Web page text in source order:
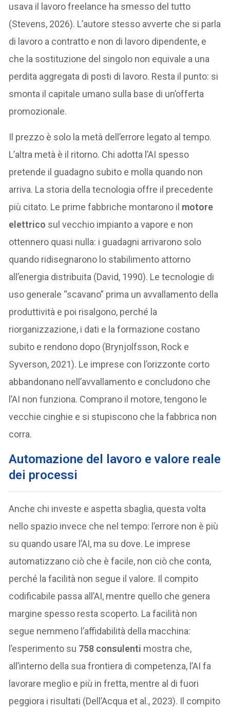
usava il lavoro freelance ha smesso del tutto
(Stevens, 2026). L’autore stesso avverte che si parla
di lavoro a contratto e non di lavoro dipendente, e
che la sostituzione del singolo non equivale a una
perdita aggregata di posti di lavoro. Resta il punto: si
smonta il capitale umano sulla base di un’offerta
promozionale.
Il prezzo è solo la metà dell’errore legato al tempo.
L’altra metà è il ritorno. Chi adotta l’AI spesso
pretende il guadagno subito e molla quando non
arriva. La storia della tecnologia offre il precedente
più citato. Le prime fabbriche montarono il motore
elettrico sul vecchio impianto a vapore e non
ottennero quasi nulla: i guadagni arrivarono solo
quando ridisegnarono lo stabilimento attorno
all’energia distribuita (David, 1990). Le tecnologie di
uso generale “scavano” prima un avvallamento della
produttività e poi risalgono, perché la
riorganizzazione, i dati e la formazione costano
subito e rendono dopo (Brynjolfsson, Rock e
Syverson, 2021). Le imprese con l’orizzonte corto
abbandonano nell’avvallamento e concludono che
l’AI non funziona. Comprano il motore, tengono le
vecchie cinghie e si stupiscono che la fabbrica non
corra.
Automazione del lavoro e valore reale
dei processi
Anche chi investe e aspetta sbaglia, questa volta
nello spazio invece che nel tempo: l’errore non è più
su quando usare l’AI, ma su dove. Le imprese
automatizzano ciò che è facile, non ciò che conta,
perché la facilità non segue il valore. Il compito
codificabile passa all’AI, mentre quello che genera
margine spesso resta scoperto. La facilità non
segue nemmeno l’affidabilità della macchina:
l’esperimento su 758 consulenti mostra che,
all’interno della sua frontiera di competenza, l’AI fa
lavorare meglio e più in fretta, mentre al di fuori
peggiora i risultati (Dell’Acqua et al., 2023). Il compito